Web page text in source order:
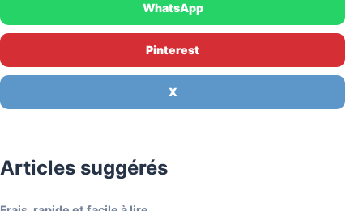
WhatsApp
Pinterest
X
Articles suggérés